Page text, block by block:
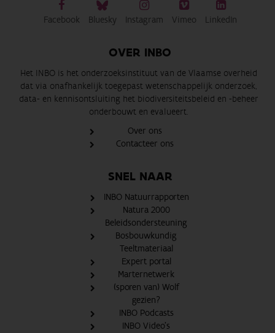
Facebook Bluesky Instagram Vimeo LinkedIn
OVER INBO
Het INBO is het onderzoeksinstituut van de Vlaamse overheid
dat via onafhankelijk toegepast wetenschappelijk onderzoek,
data- en kennisontsluiting het biodiversiteitsbeleid en -beheer
onderbouwt en evalueert.
Over ons
Contacteer ons
SNEL NAAR
INBO Natuurrapporten
Natura 2000
Beleidsondersteuning
Bosbouwkundig
Teeltmateriaal
Expert portal
Marternetwerk
(sporen van) Wolf
gezien?
INBO Podcasts
INBO Video's